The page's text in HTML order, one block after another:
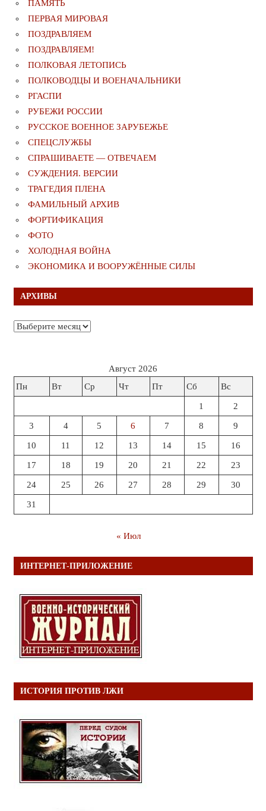
ПАМЯТЬ
ПЕРВАЯ МИРОВАЯ
ПОЗДРАВЛЯЕМ
ПОЗДРАВЛЯЕМ!
ПОЛКОВАЯ ЛЕТОПИСЬ
ПОЛКОВОДЦЫ И ВОЕНАЧАЛЬНИКИ
РГАСПИ
РУБЕЖИ РОССИИ
РУССКОЕ ВОЕННОЕ ЗАРУБЕЖЬЕ
СПЕЦСЛУЖБЫ
СПРАШИВАЕТЕ — ОТВЕЧАЕМ
СУЖДЕНИЯ. ВЕРСИИ
ТРАГЕДИЯ ПЛЕНА
ФАМИЛЬНЫЙ АРХИВ
ФОРТИФИКАЦИЯ
ФОТО
ХОЛОДНАЯ ВОЙНА
ЭКОНОМИКА И ВООРУЖЁННЫЕ СИЛЫ
АРХИВЫ
Архивы
Август 2026
Пн
Вт Ср Чт Пт Сб Вс
1 2
3 4 5 6 7 8 9
10 11 12 13 14 15 16
17 18 19 20 21 22 23
24 25 26 27 28 29 30
31
« Июл
ИНТЕРНЕТ-ПРИЛОЖЕНИЕ
ИСТОРИЯ ПРОТИВ ЛЖИ